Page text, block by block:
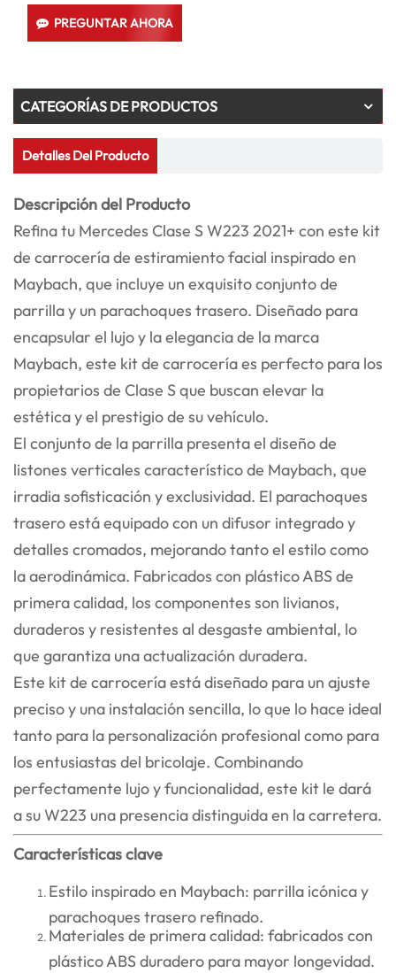
PREGUNTAR AHORA
CATEGORÍAS DE PRODUCTOS
Detalles Del Producto
Descripción del Producto
Refina tu Mercedes Clase S W223 2021+ con este kit
de carrocería de estiramiento facial inspirado en
Maybach, que incluye un exquisito conjunto de
parrilla y un parachoques trasero. Diseñado para
encapsular el lujo y la elegancia de la marca
Maybach, este kit de carrocería es perfecto para los
propietarios de Clase S que buscan elevar la
estética y el prestigio de su vehículo.
El conjunto de la parrilla presenta el diseño de
listones verticales característico de Maybach, que
irradia sofisticación y exclusividad. El parachoques
trasero está equipado con un difusor integrado y
detalles cromados, mejorando tanto el estilo como
la aerodinámica. Fabricados con plástico ABS de
primera calidad, los componentes son livianos,
duraderos y resistentes al desgaste ambiental, lo
que garantiza una actualización duradera.
Este kit de carrocería está diseñado para un ajuste
preciso y una instalación sencilla, lo que lo hace ideal
tanto para la personalización profesional como para
los entusiastas del bricolaje. Combinando
perfectamente lujo y funcionalidad, este kit le dará
a su W223 una presencia distinguida en la carretera.
Características clave
Estilo inspirado en Maybach: parrilla icónica y
parachoques trasero refinado.
Materiales de primera calidad: fabricados con
plástico ABS duradero para mayor longevidad.